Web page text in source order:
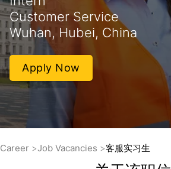
Customer Service
Wuhan, Hubei, China
Apply Now
Career Job Vacancies 客服实习生